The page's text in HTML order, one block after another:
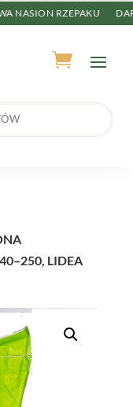
NASION RZEPAKU
LIDEA